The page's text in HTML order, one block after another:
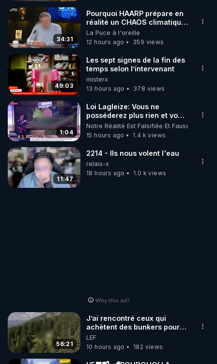
34:31
Pourquoi HAARP prépare en
réalité un CHAOS climatique,
on répond
La Puce à l'oreille
12 hours ago
359 views
49:03
Les sept signes de la fin des
temps selon l’intervenant
misterx
13 hours ago
378 views
1:04
Loi Lagleize: Vous ne
posséderez plus rien et vous
serez heureux !
Notre Réalité Est Falsifiée Et Fausse
15 hours ago
1.4 k views
11:47
2214 - Ils nous volent l'eau
relais-x
18 hours ago
1.0 k views
Why this ad?
56:21
J’ai rencontré ceux qui
achètent des bunkers pour
survivre à la fin du monde
LEF
10 hours ago
182 views